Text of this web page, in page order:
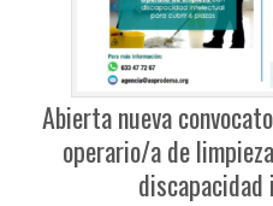
Abierta nueva
operario/a de